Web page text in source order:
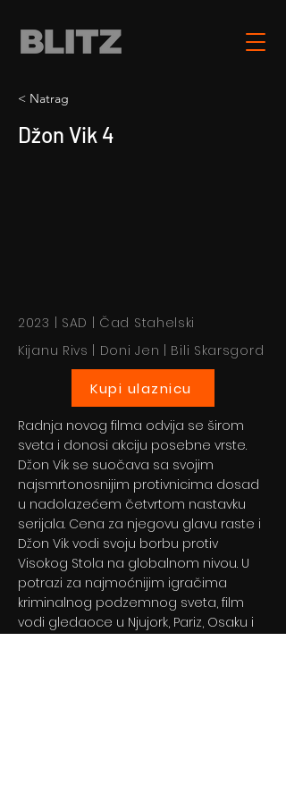
< Natrag
Džon Vik 4
2023 | SAD | Čad Stahelski
Kijanu Rivs | Doni Jen | Bili Skarsgord
Kupi ulaznicu
Radnja novog filma odvija se širom
sveta i donosi akciju posebne vrste.
Džon Vik se suočava sa svojim
najsmrtonosnijim protivnicima dosad
u nadolazećem četvrtom nastavku
serijala. Cena za njegovu glavu raste i
Džon Vik vodi svoju borbu protiv
Visokog Stola na globalnom nivou. U
potrazi za najmoćnijim igračima
kriminalnog podzemnog sveta, film
vodi gledaoce u Njujork, Pariz, Osaku i